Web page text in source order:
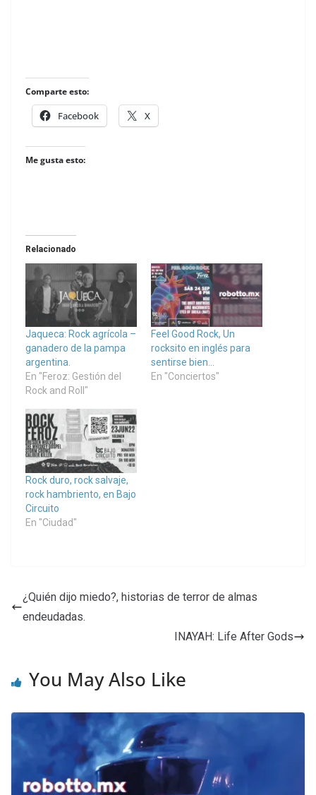
Comparte esto:
Facebook X
Me gusta esto:
Relacionado
Jaqueca: Rock agrícola –
ganadero de la pampa
argentina.
En "Feroz: Gestión del
Rock and Roll"
Feel Good Rock, Un
rocksito en inglés para
sentirse bien…
En "Conciertos"
Rock duro, rock salvaje,
rock hambriento, en Bajo
Circuito
En "Ciudad"
¿Quién dijo miedo?, historias de terror de almas
endeudadas.
INAYAH: Life After Gods
You May Also Like